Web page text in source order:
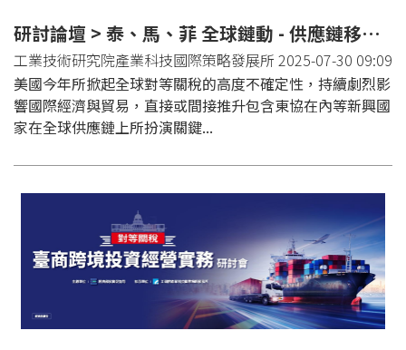
研討論壇 > 泰、馬、菲 全球鏈動 - 供應鏈移轉交流會
工業技術研究院產業科技國際策略發展所 2025-07-30 09:09
美國今年所掀起全球對等關稅的高度不確定性，持續劇烈影
響國際經濟與貿易，直接或間接推升包含東協在內等新興國
家在全球供應鏈上所扮演關鍵...